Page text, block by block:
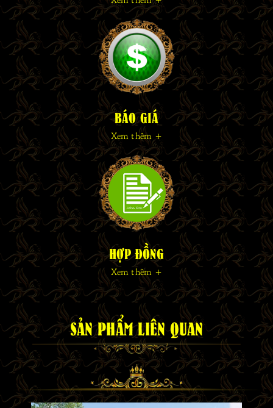
BÁO GIÁ
Xem thêm +
HỢP ĐỒNG
Xem thêm +
SẢN PHẨM LIÊN QUAN